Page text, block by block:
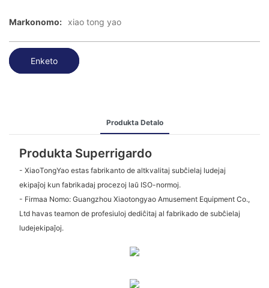
Markonomo: xiao tong yao
Enketo
Produkta Detalo
Produkta Superrigardo
- XiaoTongYao estas fabrikanto de altkvalitaj subĉielaj ludejaj
ekipaĵoj kun fabrikadaj procezoj laŭ ISO-normoj.
- Firmaa Nomo: Guangzhou Xiaotongyao Amusement Equipment Co.,
Ltd havas teamon de profesiuloj dediĉitaj al fabrikado de subĉielaj
ludejekipaĵoj.